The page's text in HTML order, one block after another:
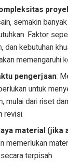
semakin
Faktor
dan kebutuhan
memengaruhi
pengerjaan:
untuk
mulai dari riset
revisi.
material (jika
memerlukan
terpisah.